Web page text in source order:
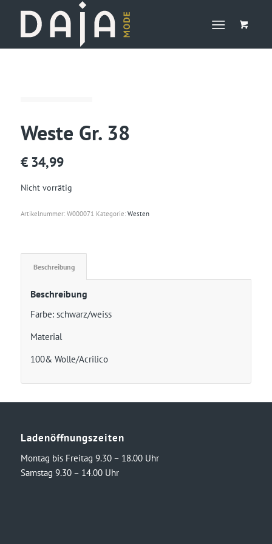
Weste Gr. 38
€ 34,99
Nicht vorrätig
Artikelnummer: W000071 Kategorie: Westen
Beschreibung
Beschreibung
Farbe: schwarz/weiss
Material
100& Wolle/Acrilico
Ladenöffnungszeiten
Montag bis Freitag 9.30 – 18.00 Uhr
Samstag 9.30 – 14.00 Uhr